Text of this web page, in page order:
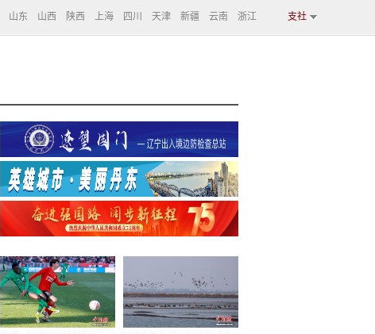
山东 山西 陕西 上海 四川 天津 新疆 云南 浙江 支社